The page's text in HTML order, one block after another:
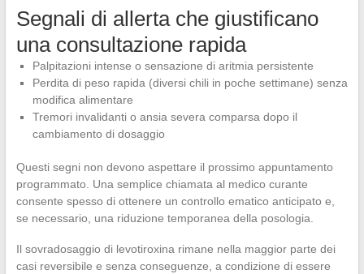
Segnali di allerta che giustificano
una consultazione rapida
Palpitazioni intense o sensazione di aritmia persistente
Perdita di peso rapida (diversi chili in poche settimane) senza
modifica alimentare
Tremori invalidanti o ansia severa comparsa dopo il
cambiamento di dosaggio
Questi segni non devono aspettare il prossimo appuntamento
programmato. Una semplice chiamata al medico curante
consente spesso di ottenere un controllo ematico anticipato e,
se necessario, una riduzione temporanea della posologia.
Il sovradosaggio di levotiroxina rimane nella maggior parte dei
casi reversibile e senza conseguenze, a condizione di essere